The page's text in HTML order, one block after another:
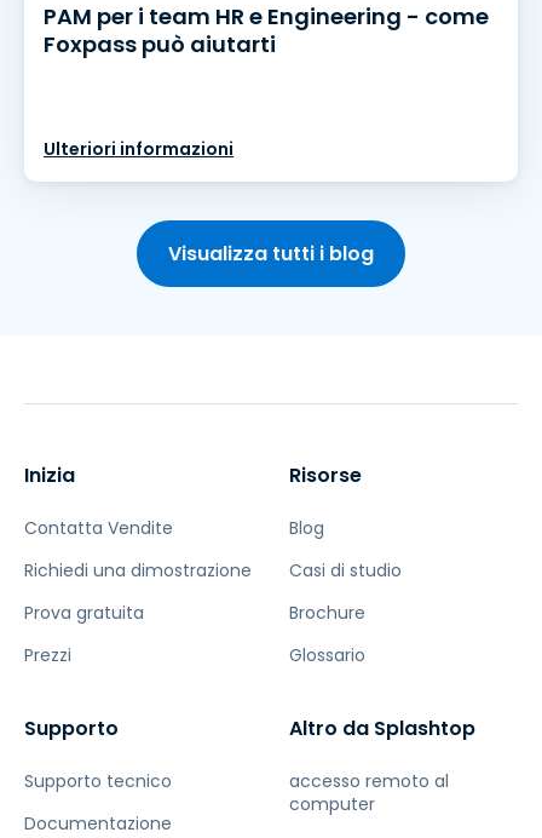
PAM per i team HR e Engineering - come
Foxpass può aiutarti
Ulteriori informazioni
Visualizza tutti i blog
Inizia
Contatta Vendite
Richiedi una dimostrazione
Prova gratuita
Prezzi
Risorse
Blog
Casi di studio
Brochure
Glossario
Supporto
Supporto tecnico
Documentazione
Altro da Splashtop
accesso remoto al
computer